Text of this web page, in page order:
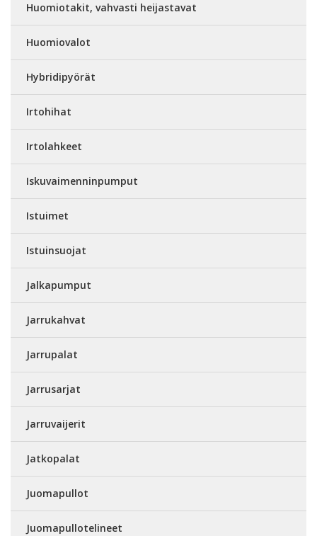
Huomiotakit, vahvasti heijastavat
Huomiovalot
Hybridipyörät
Irtohihat
Irtolahkeet
Iskuvaimenninpumput
Istuimet
Istuinsuojat
Jalkapumput
Jarrukahvat
Jarrupalat
Jarrusarjat
Jarruvaijerit
Jatkopalat
Juomapullot
Juomapullotelineet